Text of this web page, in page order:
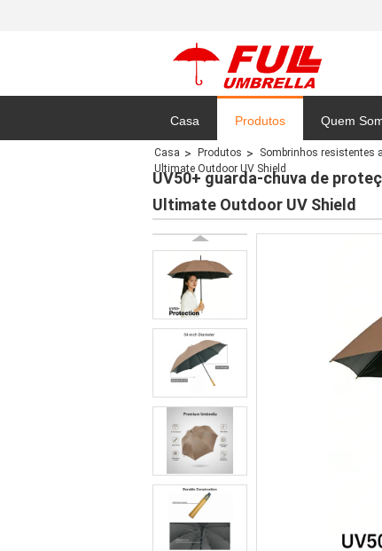
Casa Produtos Quem
Mapa do
Casa Produtos Sombrinhos resistentes
Ultimate Outdoor UV Shield
UV50+ guarda-chuva de
Ultimate Outdoor UV Shield